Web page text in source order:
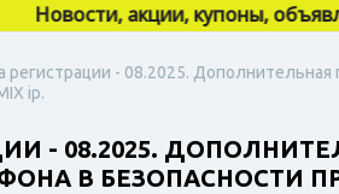
Новости, акции, купоны,
регистрации - 08.2025.
ip.
- 08.2025.
В БЕЗОПАСНОСТИ